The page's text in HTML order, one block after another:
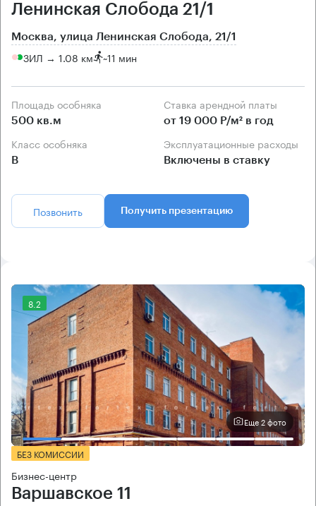
Ленинская Слобода 21/1
Москва, улица Ленинская Слобода, 21/1
ЗИЛ → 1.08 км ~11 мин
Площадь особняка
500 кв.м
Ставка арендной платы
от 19 000 Р/м² в год
Класс особняка
B
Эксплуатационные расходы
Включены в ставку
Позвонить Получить презентацию
8.2
Еще 2 фото
БЕЗ КОМИССИИ
Бизнес-центр
Варшавское 11